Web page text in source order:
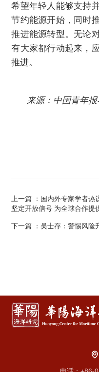
希望年轻人能够支持
节约能源开始，同时
推进能源转型。无论
有大家都行动起来，
推进。
来源：中国青年
上一篇
：国内外专家学者
坚定开放信号 为全球合作提
下一篇 ：吴士存：警惕风